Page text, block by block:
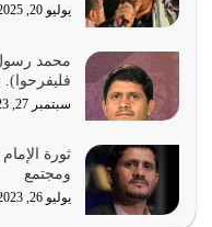
بحبل الله جميعاً وليس
يوليو 22, 2026
يشاء ويذل من يشاء
يوليو 21, 2026
يوليو 20, 2025
محمد رسول
سبتمبر 27, 2023
ثورة
ومجتمع
يوليو 26, 2023